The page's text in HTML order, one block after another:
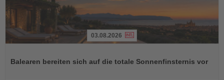
die
03.08.2026
Balearen bereiten sich auf die totale Sonnenfinsternis vor